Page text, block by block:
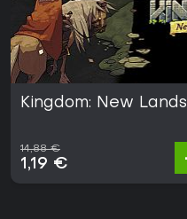
Kingdom: New Lands
14,88 €
1,19 €